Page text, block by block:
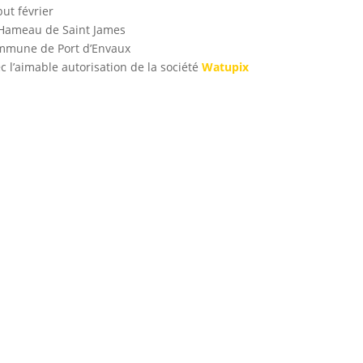
février
de Saint James
de Port d’Envaux
l’aimable autorisation de la société Watupix